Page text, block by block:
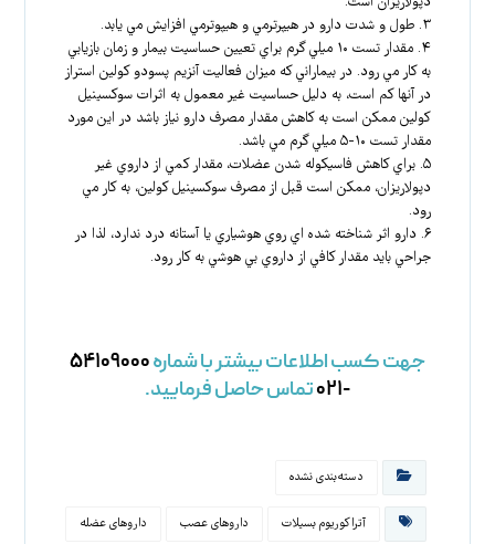
۳. طول و شدت دارو در هيپرترمي و هيپوترمي افزايش مي يابد.
۴. مقدار تست ۱۰ ميلي گرم براي تعيين حساسيت بيمار و زمان بازيابي
به كار مي رود. در بيماراني كه ميزان فعاليت آنزيم پسودو كولين استراز
در آنها كم است، به دليل حساسيت غير معمول به اثرات سوكسينيل
كولين ممكن است به كاهش مقدار مصرف دارو نياز باشد در اين مورد
مقدار تست ۱۰-۵ ميلي گرم مي باشد.
۵. براي كاهش فاسيكوله شدن عضلات، مقدار كمي از داروي غير
دپولاريزان، ممكن است قبل از مصرف سوكسينيل كولين، به كار مي
رود.
۶. دارو اثر شناخته شده اي روي هوشياري يا آستانه درد ندارد، لذا در
جراحي بايد مقدار كافي از داروي بي هوشي به كار رود.
جهت کسب اطلاعات بیشتر با شماره۵۴۱۰۹۰۰۰
-۰۲۱
تماس حاصل فرمایید.
دسته‌بندی نشده
آتراکوریوم بسیلات داروهای عصب داروهای عضله